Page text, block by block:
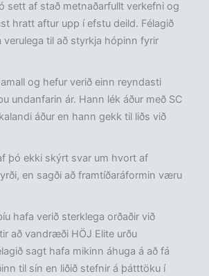
sett af stað metnaðarfullt verkefni og
hratt aftur upp í efstu deild. Félagið
verulega til að styrkja hópinn fyrir
og hefur verið einn reyndasti
undanfarin ár. Hann lék áður með SC
áður en hann gekk til liðs við
þó ekki skýrt svar um hvort af
en sagði að framtíðaráformin væru
hafa verið sterklega orðaðir við
að vandræði HÖJ Elite urðu
sagt hafa mikinn áhuga á að fá
til sín en liðið stefnir á þátttöku í